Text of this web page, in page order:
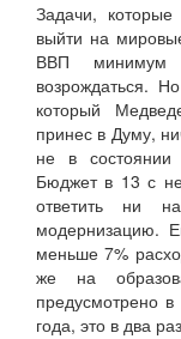
Задачи,
выйти на
ВВП минимум
возрождаться.
который
принес в Думу,
не в состоянии
Бюджет в 13 с
ответить ни
модернизацию.
меньше 7%
же на
предусмотрено
года, это в два